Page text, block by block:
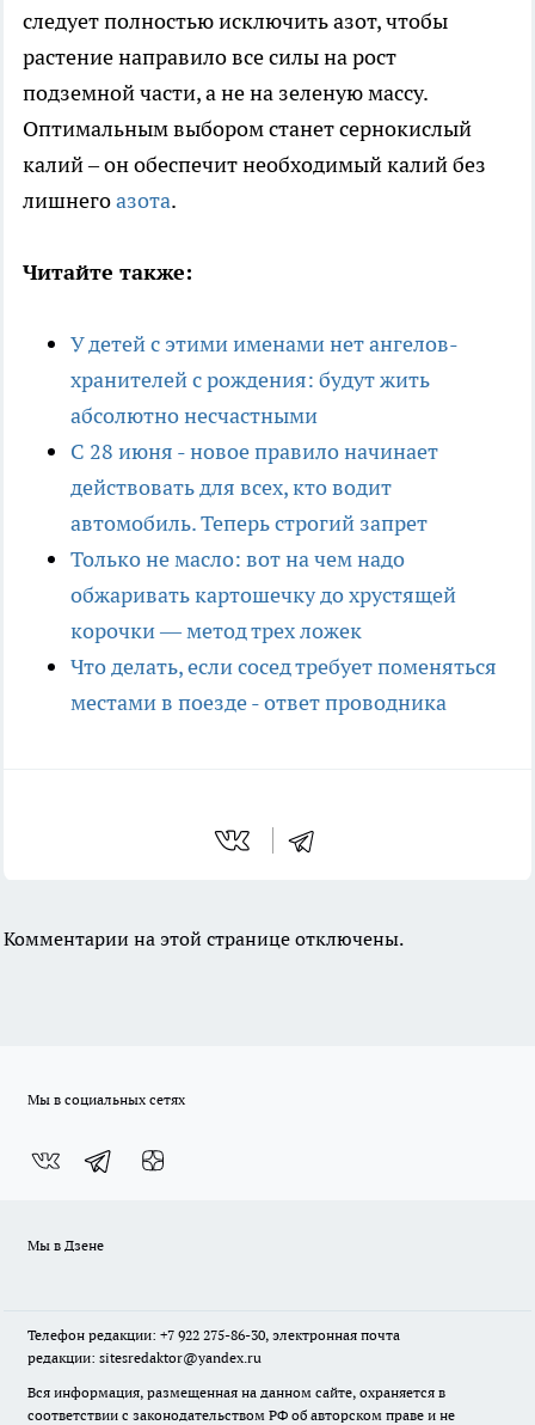
следует полностью исключить азот, чтобы
растение направило все силы на рост
подземной части, а не на зеленую массу.
Оптимальным выбором станет сернокислый
калий – он обеспечит необходимый калий без
лишнегоазота.
Читайте также:
У детей с этими именами нет ангелов-
хранителей с рождения: будут жить
абсолютно несчастными
С 28 июня - новое правило начинает
действовать для всех, кто водит
автомобиль. Теперь строгий запрет
Только не масло: вот на чем надо
обжаривать картошечку до хрустящей
корочки — метод трех ложек
Что делать, если сосед требует поменяться
местами в поезде - ответ проводника
Комментарии на этой странице отключены.
Мы в социальных сетях
Мы в Дзене
Телефон редакции: +7 922 275-86-30, электронная почта
редакции: sitesredaktor@yandex.ru
Вся информация, размещенная на данном сайте, охраняется в
соответствии с законодательством РФ об авторском праве и не